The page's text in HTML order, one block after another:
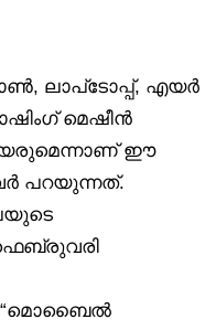
ലാപ്‌ടോപ്പ്, എയർ
മെഷീൻ
ഈ
പറയുന്നത്.
“മൊബൈൽ